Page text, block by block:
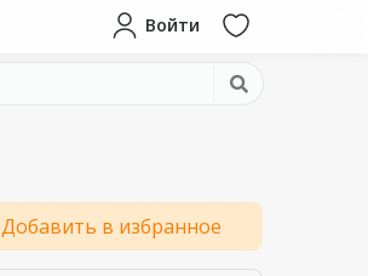
Войти
Добавить в избранное